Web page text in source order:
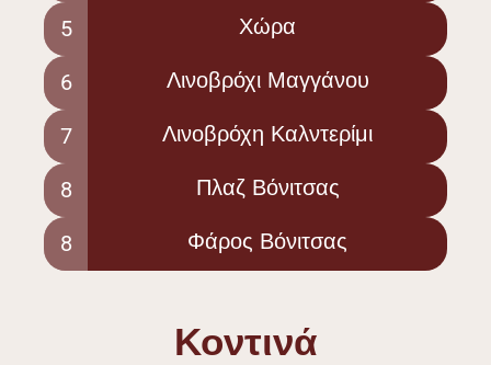
5 Χώρα
6 Λινοβρόχι Μαγγάνου
7 Λινοβρόχη Καλντερίμι
8 Πλαζ Βόνιτσας
8 Φάρος Βόνιτσας
Κοντινά